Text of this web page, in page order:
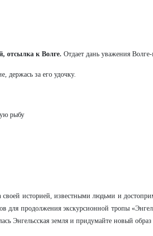
отсылка к Волге. Отдает дань уважения
держась за его удочку.
рыбу
своей историей, известными людьми и
для продолжения экскурсионной тропы
Энгельсская земля и придумайте новый